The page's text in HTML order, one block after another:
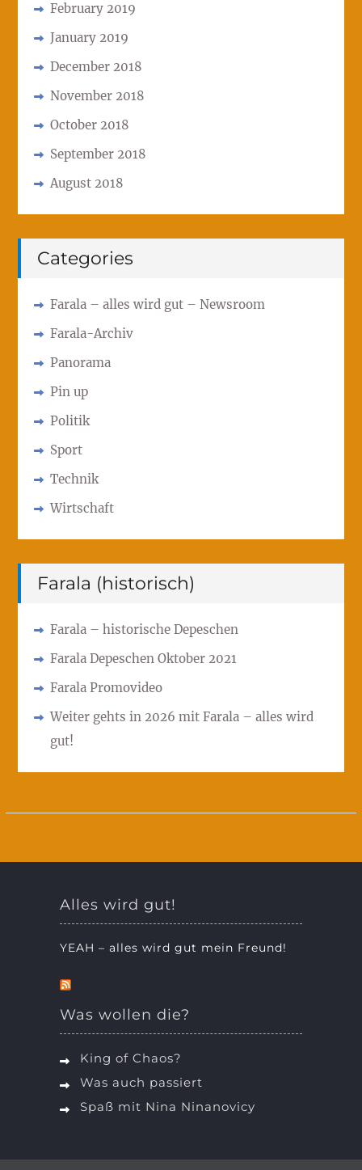
February 2019
January 2019
December 2018
November 2018
October 2018
September 2018
August 2018
Categories
Farala – alles wird gut – Newsroom
Farala-Archiv
Panorama
Pin up
Politik
Sport
Technik
Wirtschaft
Farala (historisch)
Farala – historische Depeschen
Farala Depeschen Oktober 2021
Farala Promovideo
Weiter gehts in 2026 mit Farala – alles wird
gut!
Alles wird gut!
YEAH – alles wird gut mein Freund!
Was wollen die?
King of Chaos?
Was auch passiert
Spaß mit Nina Ninanovicy